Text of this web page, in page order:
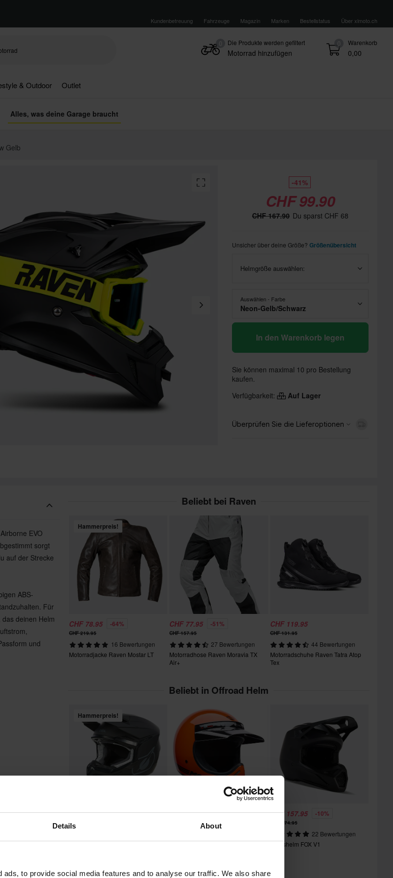
Details About
to provide social media features and to analyse our traffic. We also share
Kundenbetreuung Fahrzeuge Magazin Marken Bestellstatus Über xlmoto.ch
0 Warenkorb
0,00
Die Produkte werden gefiltert
Motorrad hinzufügen
& Outdoor Outlet
Alles, was deine Garage braucht
Gelb
-41%
CHF 99.90
CHF 167.90 Du sparst CHF 68
Unsicher über deine Größe? Größenübersicht
Helmgröße auswählen:
Auswählen - Farbe
Neon-Gelb/Schwarz
In den Warenkorb legen
Sie können maximal 10 pro Bestellung
kaufen.
Verfügbarkeit:
Auf Lager
EVO
sorgt
auf der Strecke
ABS-
Für
deinen Helm
und
das das
Helm sorgt.
während
auf
bietet extra
Beliebt bei Raven
Hammerpreis!
CHF 78.95 -64%
CHF 219.95
16 Bewertungen
Motorradjacke Raven Mostar LT
CHF 77.95 -51%
CHF 157.95
27 Bewertungen
Motorradhose Raven Moravia TX
Air+
CHF 119.95
CHF 131.95
44 Bewertungen
Motorradschuhe Raven Tatra Atop
Tex
Beliebt in Offroad Helm
Hammerpreis!
CHF 106.95 -19%
CHF 131.95
Crosshelm O'Neal 3SRS Solid
CHF 223.95 -15%
Crosshelm BELL Moto-3 MX
CHF 157.95 -10%
CHF 174.95
22 Bewertungen
Crosshelm FOX V1